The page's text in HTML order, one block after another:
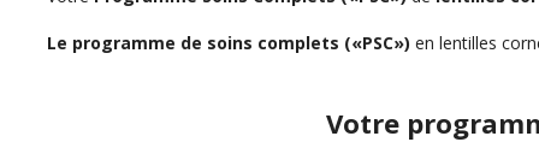
Le programme de soins complets («PSC») en lentilles
Votre